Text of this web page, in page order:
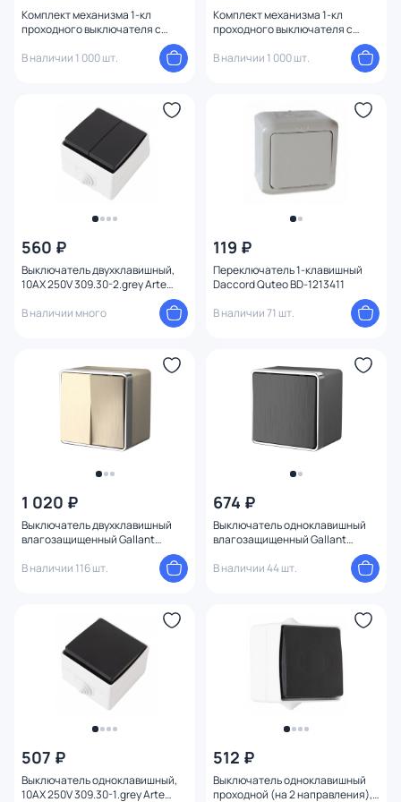
Комплект механизма 1-кл
проходного выключателя с
подсветкой 5600K Ambrella Volt
ALFA Бежевый глянец (AP3020,
В наличии 1 000 шт.
Комплект механизма 1-кл
проходного выключателя с
подсветкой 5600K Ambrella Volt
ALFA Серебро глянец (AP4020,
В наличии 1 000 шт.
560 ₽
Выключатель двухклавишный,
10AX 250V 309.30-2.grey Arte
В наличии много
119 ₽
Переключатель 1-клавишный
Daccord Quteo BD-1213411
В наличии 71 шт.
1 020 ₽
Выключатель двухклавишный
влагозащищенный Gallant
(шампань рифленый) Werkel
W5020210
В наличии 116 шт.
674 ₽
Выключатель одноклавишный
влагозащищенный Gallant
W5010204
В наличии 44 шт.
507 ₽
Выключатель одноклавишный,
10AX 250V 309.30-1.grey Arte
512 ₽
Выключатель одноклавишный
проходной (на 2 направления),